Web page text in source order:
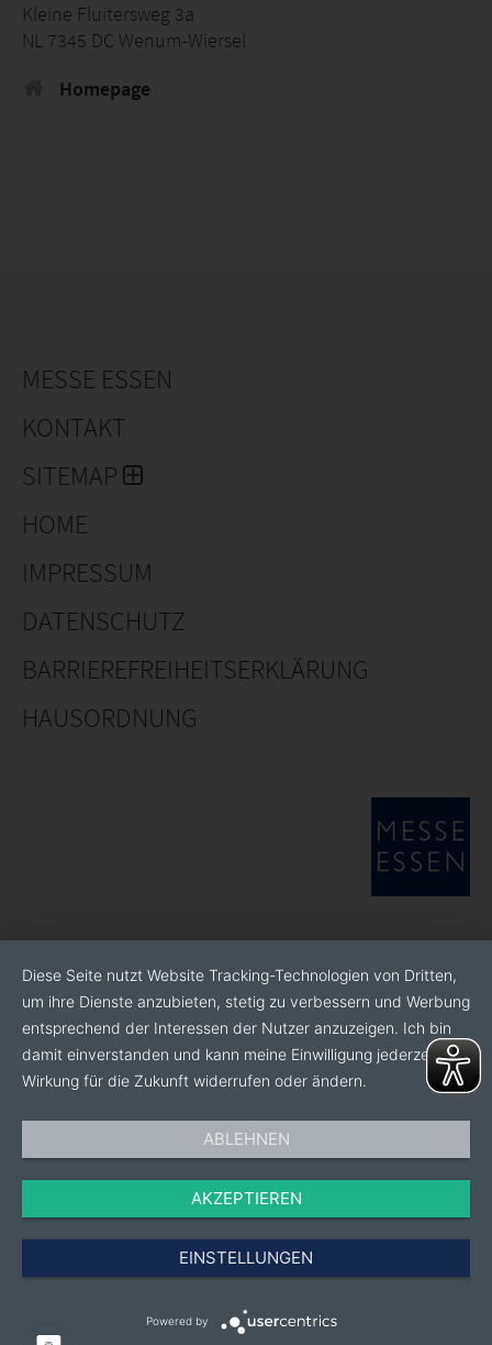
Kleine Fluitersweg 3a
NL 7345 DC Wenum-Wiersel
Homepage
MESSE ESSEN
KONTAKT
SITEMAP
HOME
IMPRESSUM
DATENSCHUTZ
BARRIEREFREIHEITSERKLÄRUNG
HAUSORDNUNG
Diese Seite nutzt Website Tracking-Technologien von Dritten,
um ihre Dienste anzubieten, stetig zu verbessern und Werbung
entsprechend der Interessen der Nutzer anzuzeigen. Ich bin
damit einverstanden und kann meine Einwilligung jederzeit mit
Wirkung für die Zukunft widerrufen oder ändern.
ABLEHNEN
AKZEPTIEREN
EINSTELLUNGEN
Powered by